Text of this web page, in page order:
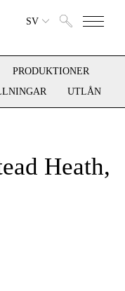
SV
PRODUKTIONER
UTLÅN
Heath,